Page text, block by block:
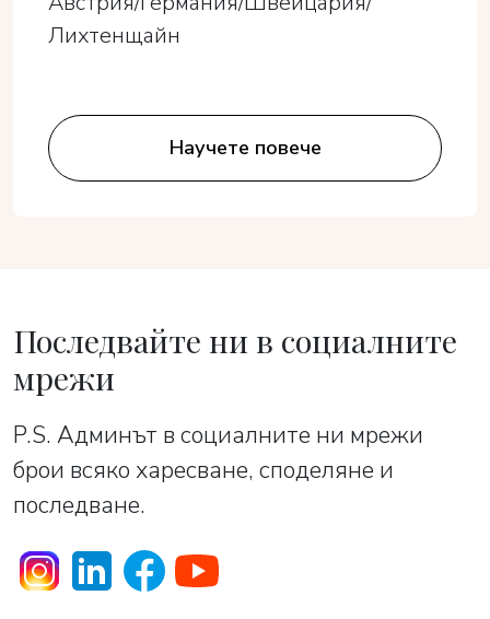
Лихтенщайн
Научете повече
Последвайте ни в социалните
мрежи
P.S. Админът в социалните ни мрежи
брои всяко харесване, споделяне и
последване.